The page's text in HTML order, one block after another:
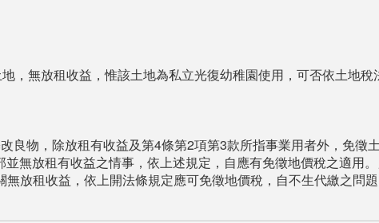
，無放租收益，惟該土地為私立光復幼稚園使用，可否依土地
良物，除放租有收益及第4條第2項第3款所指事業用者外，免徵
無放租有收益之情事，依上述規定，自應有免徵地價稅之適用
放租收益，依上開法條規定應可免徵地價稅，自不生代繳之問題